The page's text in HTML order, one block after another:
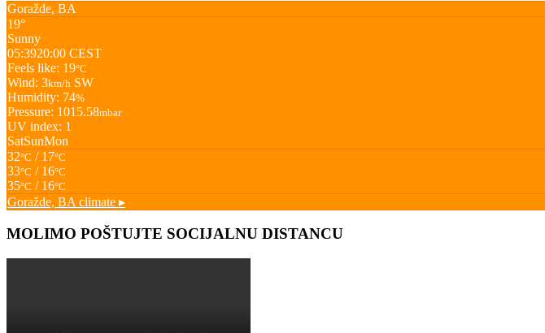
Goražde, BA
19°
Sunny
05:3920:00 CEST
Feels like: 19°C
Wind: 3km/h SW
Humidity: 74%
Pressure: 1015.58mbar
UV index: 1
SatSunMon
32°C / 17°C
33°C / 16°C
35°C / 16°C
Goražde, BA climate ▸
MOLIMO POŠTUJTE SOCIJALNU DISTANCU